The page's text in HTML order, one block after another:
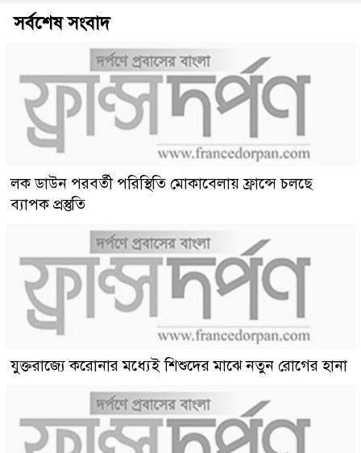
সর্বশেষ সংবাদ
লক ডাউন পরবর্তী পরিস্থিতি মোকাবেলায় ফ্রান্সে চলছে
ব্যাপক প্রস্তুতি
যুক্তরাজ্যে করোনার মধ্যেই শিশুদের মাঝে নতুন রোগের হানা